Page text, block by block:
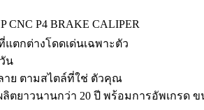
CNC P4 BRAKE CALIPER
ตกต่างโดดเด่นเฉพาะตัว
น
าย ตามสไตล์ที่ใช่ ตัวคุณ
ยาวนานกว่า 20 ปี พร้อมการอัพเกรด ขน